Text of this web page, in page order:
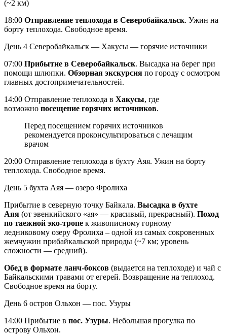
(~2 км)
18:00 Отправление теплохода в Северобайкальск. Ужин на
борту теплохода. Свободное время.
День 4 Северобайкальск — Хакусы — горячие источники
07:00 Прибытие в Северобайкальск. Высадка на берег при
помощи шлюпки. Обзорная экскурсия по городу с осмотром
главных достопримечательностей.
14:00 Отправление теплохода в Хакусы, где
возможно посещение горячих источников.
Перед посещением горячих источников
рекомендуется проконсультироваться с лечащим
врачом
20:00 Отправление теплохода в бухту Аяя. Ужин на борту
теплохода. Свободное время.
День 5 бухта Аяя — озеро Фролиха
Прибытие в северную точку Байкала. Высадка в бухте
Аяя (от эвенкийского «ая» — красивый, прекрасный). Поход
по таежной эко-тропе к живописному горному
ледниковому озеру Фролиха – одной из самых сокровенных
жемчужин прибайкальской природы (~7 км; уровень
сложности — средний).
Обед в формате ланч-боксов (выдается на теплоходе) и чай с
Байкальскими травами от егерей. Возвращение на теплоход.
Свободное время на борту.
День 6 остров Ольхон — пос. Узуры
14:00 Прибытие в пос. Узуры. Небольшая прогулка по
острову Ольхон.